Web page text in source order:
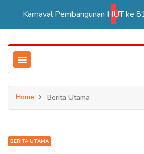
Home Berita Utama
BERITA UTAMA